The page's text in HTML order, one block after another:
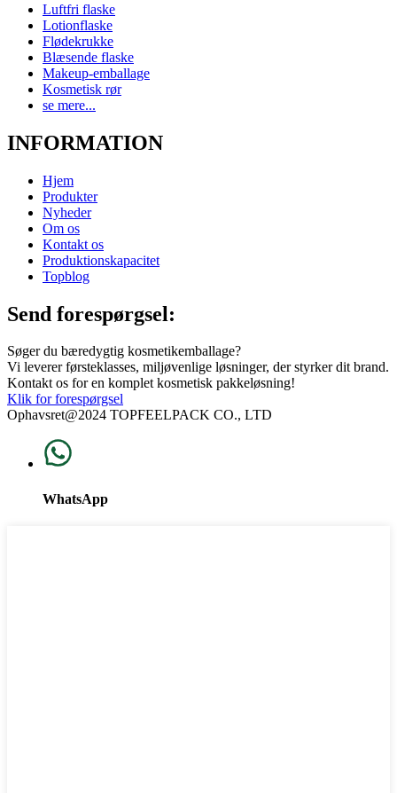
Luftfri flaske
Lotionflaske
Flødekrukke
Blæsende flaske
Makeup-emballage
Kosmetisk rør
se mere...
INFORMATION
Hjem
Produkter
Nyheder
Om os
Kontakt os
Produktionskapacitet
Topblog
Send forespørgsel:
Søger du bæredygtig kosmetikemballage?
Vi leverer førsteklasses, miljøvenlige løsninger, der styrker dit brand.
Kontakt os for en komplet kosmetisk pakkeløsning!
Klik for forespørgsel
Ophavsret@2024 TOPFEELPACK CO., LTD
WhatsApp